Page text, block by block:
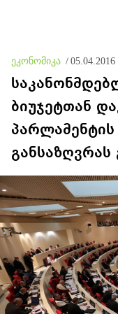
ეკონომიკა / 05.04.2016
ბიუჯეტთან
განსაზღვრას